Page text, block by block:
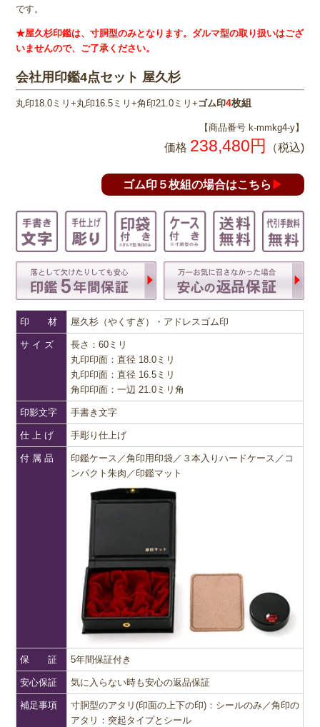
です。
★屋久杉印鑑は、寸胴型のみとなります。ダルマ型の取り扱いはござ
いませんので、ご了承ください。
会社用印鑑4点セット 屋久杉
丸印18.0ミリ+丸印16.5ミリ+角印21.0ミリ+ゴム印4枚組
【商品番号 k-mmkg4-y】
価格 238,480円 （税込)
ゴム印５枚組の場合はこちら ▶
印 材 屋久杉（やくすぎ）・アドレスゴム印
サ イ ズ
長さ：60ミリ
丸印印面：直径 18.0ミリ
丸印印面：直径 16.5ミリ
角印印面：一辺 21.0ミリ角
印影文字 手書き文字
仕 上 げ 手彫り仕上げ
付 属 品
印鑑ケース／角印用印袋／３本入りハードケース／コ
ンパクト朱肉／印鑑マット
保 証 5年間保証付き
安心保証 気に入らない時も安心の返品保証
補足事項
寸胴型のアタリ(印面の上下の印)：シールのみ／角印の
アタリ：突起タイプとシール